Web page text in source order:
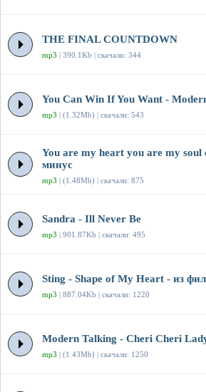
THE FINAL COUNTDOWN
mp3 | 390.1Kb | скачали: 344
You Can Win If You Want -
mp3 | (1.32Mb) | скачали: 543
You are my heart you are my soul
минус
mp3 | (1.48Mb) | скачали: 875
Sandra - Ill Never Be
mp3 | 901.87Kb | скачали: 495
Sting - Shape of My Heart - из
mp3 | 887.04Kb | скачали: 1220
Modern Talking - Cheri Cheri
mp3 | (1.43Mb) | скачали: 1250